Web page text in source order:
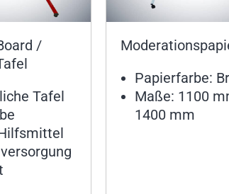
/
Tafel
Papierfarbe:
Maße: 1100
1400 mm